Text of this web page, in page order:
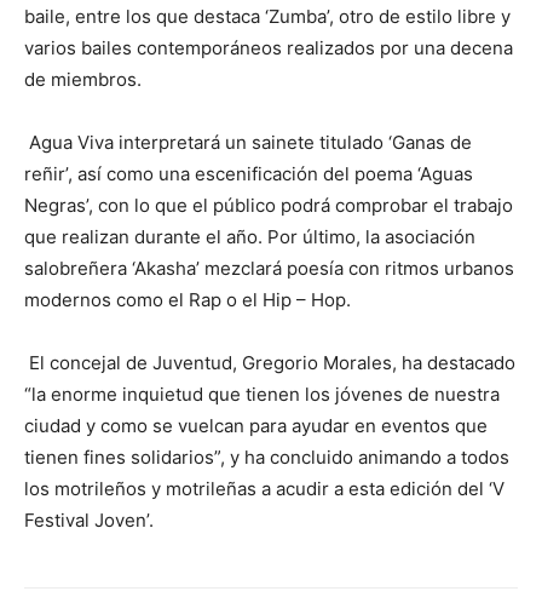
baile, entre los que destaca ‘Zumba’, otro de estilo libre y
varios bailes contemporáneos realizados por una decena
de miembros.
Agua Viva interpretará un sainete titulado ‘Ganas de
reñir’, así como una escenificación del poema ‘Aguas
Negras’, con lo que el público podrá comprobar el trabajo
que realizan durante el año. Por último, la asociación
salobreñera ‘Akasha’ mezclará poesía con ritmos urbanos
modernos como el Rap o el Hip – Hop.
El concejal de Juventud, Gregorio Morales, ha destacado
“la enorme inquietud que tienen los jóvenes de nuestra
ciudad y como se vuelcan para ayudar en eventos que
tienen fines solidarios”, y ha concluido animando a todos
los motrileños y motrileñas a acudir a esta edición del ‘V
Festival Joven’.